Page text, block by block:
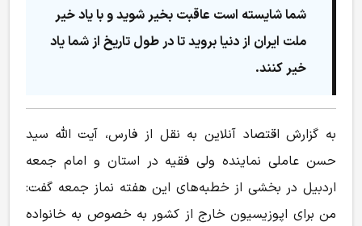
شما شایسته است عاقبت بخیر شوید و با یاد خیر
ملت ایران از دنیا بروید تا در طول تاریخ از شما یاد
خیر کنند.
به گزارش اقتصاد آنلاین به نقل از فارس، آیت الله سید
حسن عاملی نماینده ولی فقیه در استان و امام جمعه
اردبیل در بخشی از خطبه‌های این هفته نماز جمعه گفت:
من برای اپوزیسیون خارج از کشور به خصوص به خانواده